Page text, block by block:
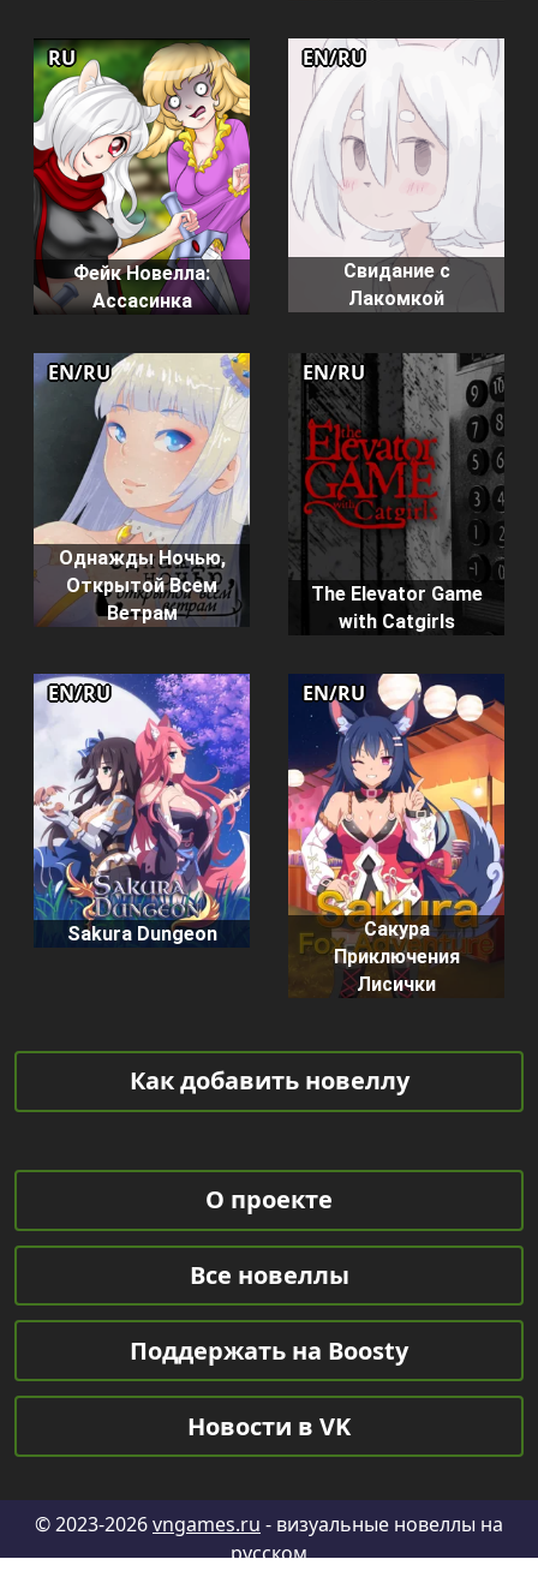
Фейк Новелла:
Ассасинка
RU
Свидание с
Лакомкой
EN/RU
Однажды Ночью,
Открытой Всем
Ветрам
EN/RU
The Elevator Game
with Catgirls
EN/RU
Sakura Dungeon
EN/RU
Сакура
Приключения
Лисички
EN/RU
Как добавить новеллу
О проекте
Все новеллы
Поддержать на Boosty
Новости в VK
© 2023-2026vngames.ru - визуальные новеллы на
русском